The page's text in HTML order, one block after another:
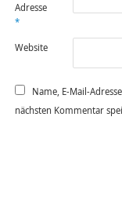
Adresse
*
Website
Name, E-Mail-
nächsten Kommentar